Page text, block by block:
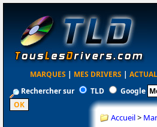
MARQUES | MES DRIVERS |
Rechercher sur
TLD Google
Accueil>